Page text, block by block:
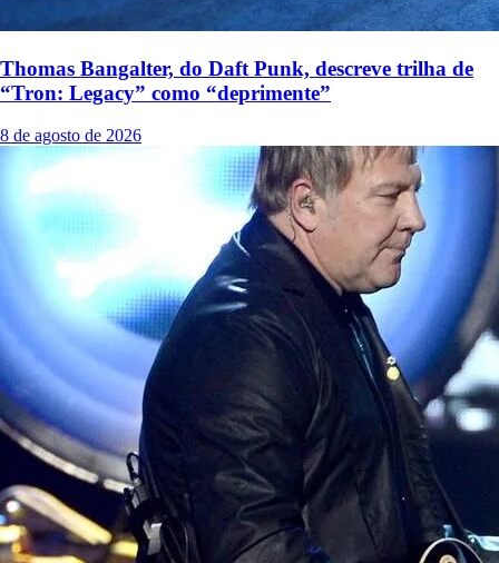
Thomas Bangalter, do Daft Punk, descreve trilha de
“Tron: Legacy” como “deprimente”
8 de agosto de 2026